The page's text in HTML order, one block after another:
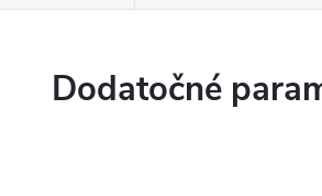
Dodatočné